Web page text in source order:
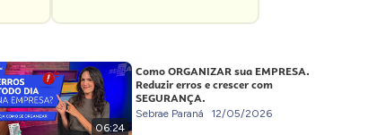
06:24
Como ORGANIZAR sua EMPRESA.
Reduzir erros e crescer com
SEGURANÇA.
Sebrae Paraná 12/05/2026